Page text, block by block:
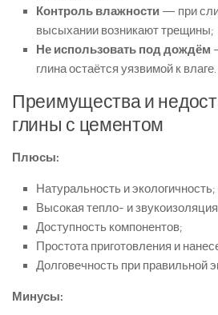
Контроль влажности — при
высыхании возникают трещины;
Не использовать под дождём
глина остаётся уязвимой к влаге.
Преимущества и
глины с цементом
Плюсы:
Натуральность и экологичность;
Высокая тепло- и
Доступность компонентов;
Простота приготовления и
Долговечность при правильной
Минусы: